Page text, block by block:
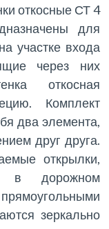
откосные СТ 4
для
участке входа
через них
откосная
Комплект
два элемента,
друг друга.
открылки,
в дорожном
зеркально